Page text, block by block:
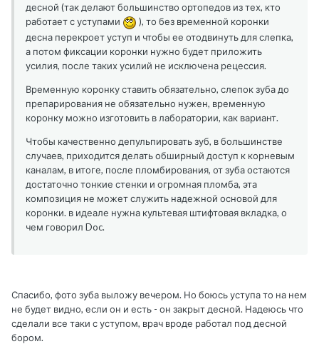
десной (так делают большинство ортопедов из тех, кто
работает с уступами
), то без временной коронки
десна перекроет уступ и чтобы ее отодвинуть для слепка,
а потом фиксации коронки нужно будет приложить
усилия, после таких усилий не исключена рецессия.
Временную коронку ставить обязательно, слепок зуба до
препарирования не обязательно нужен, временную
коронку можно изготовить в лаборатории, как вариант.
Чтобы качественно депульпировать зуб, в большинстве
случаев, приходится делать обширный доступ к корневым
каналам, в итоге, после пломбирования, от зуба остаются
достаточно тонкие стенки и огромная пломба, эта
композиция не может служить надежной основой для
коронки. в идеале нужна культевая штифтовая вкладка, о
чем говорил Doc.
Спасибо, фото зуба выложу вечером. Но боюсь уступа то на нем
не будет видно, если он и есть - он закрыт десной. Надеюсь что
сделали все таки с уступом, врач вроде работал под десной
бором.